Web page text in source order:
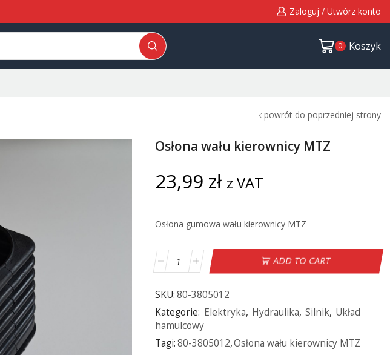
Zaloguj / Utwórz konto
0 Koszyk
powrót do poprzedniej strony
Osłona wału kierownicy MTZ
23,99 zł z VAT
Osłona gumowa wału kierownicy MTZ
ADD TO CART
SKU:80-3805012
Kategorie: Elektryka, Hydraulika, Silnik, Układ
hamulcowy
Tagi:80-3805012,Osłona wału kierownicy MTZ